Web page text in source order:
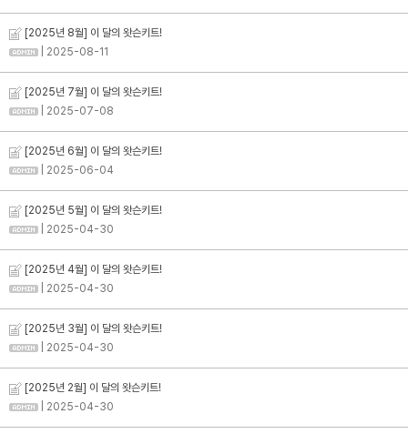
[2025년 8월] 이 달의 왓슨키트!
| 2025-08-11
[2025년 7월] 이 달의 왓슨키트!
| 2025-07-08
[2025년 6월] 이 달의 왓슨키트!
| 2025-06-04
[2025년 5월] 이 달의 왓슨키트!
| 2025-04-30
[2025년 4월] 이 달의 왓슨키트!
| 2025-04-30
[2025년 3월] 이 달의 왓슨키트!
| 2025-04-30
[2025년 2월] 이 달의 왓슨키트!
| 2025-04-30